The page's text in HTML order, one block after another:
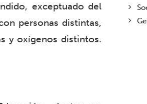
exceptuado del
personas distintas,
y oxígenos distintos.